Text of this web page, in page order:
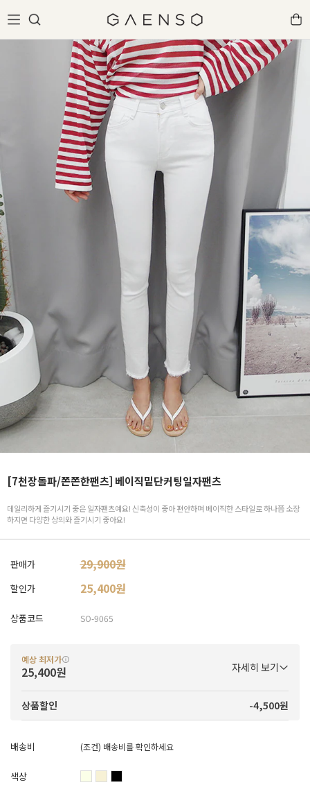
[7천장돌파/쫀쫀한팬츠] 베이직밑단커팅일자팬츠
데일리하게 즐기시기 좋은 일자팬츠예요! 신축성이 좋아 편안하며 베이직한 스타일로 하나쯤 소장
하지면 다양한 상의와 즐기시기 좋아요!
판매가 29,900원
할인가 25,400원
상품코드 SO-9065
예상 최저가
25,400원 자세히 보기
상품할인 -4,500원
배송비 (조건) 배송비를 확인하세요
색상